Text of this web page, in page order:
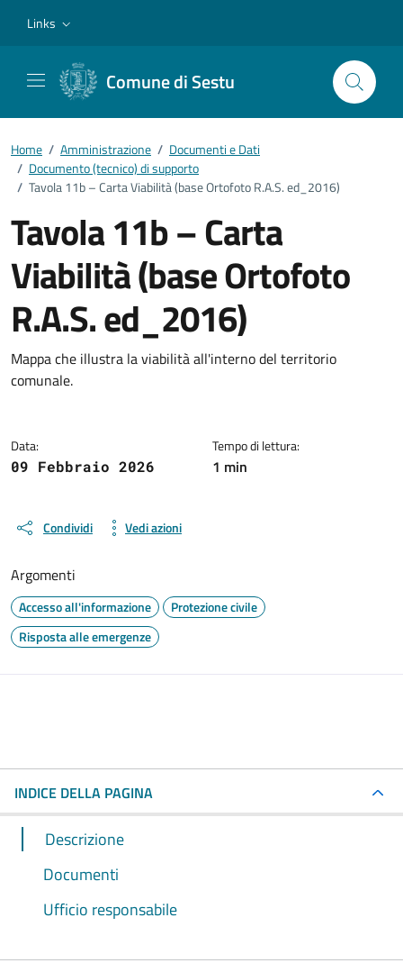
Links
Comune di Sestu
Home / Amministrazione / Documenti e Dati
/ Documento (tecnico) di supporto
/ Tavola 11b – Carta Viabilità (base Ortofoto R.A.S. ed_2016)
Tavola 11b – Carta
Viabilità (base Ortofoto
R.A.S. ed_2016)
Dettagli del documento
Mappa che illustra la viabilità all'interno del territorio
comunale.
Data:
09 Febbraio 2026
Tempo di lettura:
1 min
Condividi Vedi azioni
Argomenti
Accesso all'informazione
Protezione civile
Risposta alle emergenze
INDICE DELLA PAGINA
Descrizione
Documenti
Ufficio responsabile